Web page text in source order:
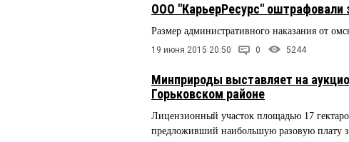
ООО "КарьерРесурс" оштрафовали
Размер административного наказания от
19 июня 2015 20:50 0 5244
Минприроды выставляет на
Горьковском районе
Лицензионный участок площадью 17
предложивший наибольшую разовую плату